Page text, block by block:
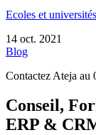
Ecoles et
14 oct. 2021
Blog
Contactez Ateja au
Conseil,
ERP &